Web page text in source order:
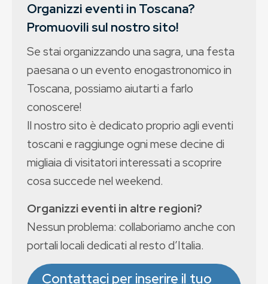
Organizzi eventi in Toscana?
Promuovili sul nostro sito!
Se stai organizzando una sagra, una festa
paesana o un evento enogastronomico in
Toscana, possiamo aiutarti a farlo
conoscere!
Il nostro sito è dedicato proprio agli eventi
toscani e raggiunge ogni mese decine di
migliaia di visitatori interessati a scoprire
cosa succede nel weekend.
Organizzi eventi in altre regioni?
Nessun problema: collaboriamo anche con
portali locali dedicati al resto d’Italia.
Contattaci per inserire il tuo